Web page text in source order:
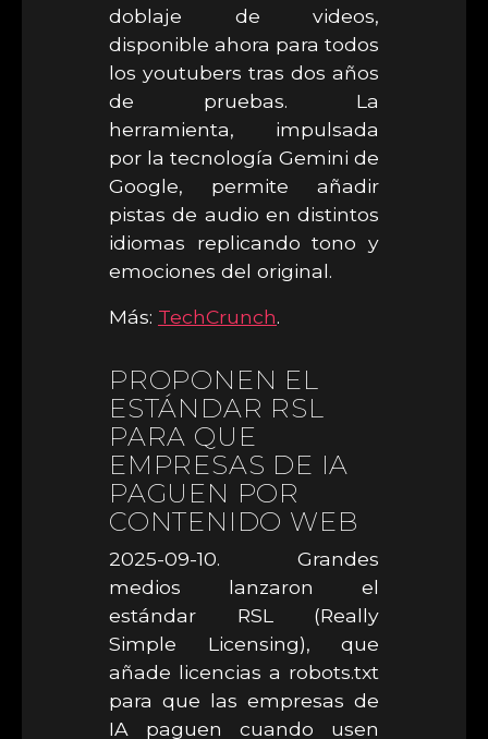
doblaje de videos,
disponible ahora para todos
los youtubers tras dos años
de pruebas. La
herramienta, impulsada
por la tecnología Gemini de
Google, permite añadir
pistas de audio en distintos
idiomas replicando tono y
emociones del original.
Más: TechCrunch.
PROPONEN EL
ESTÁNDAR RSL
PARA QUE
EMPRESAS DE IA
PAGUEN POR
CONTENIDO WEB
2025-09-10. Grandes
medios lanzaron el
estándar RSL (Really
Simple Licensing), que
añade licencias a robots.txt
para que las empresas de
IA paguen cuando usen